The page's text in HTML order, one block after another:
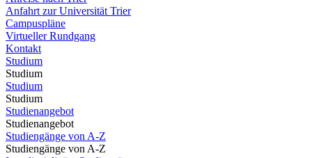
Anfahrt zur Universität Trier
Campuspläne
Virtueller Rundgang
Kontakt
Studium
Studium
Studium
Studium
Studienangebot
Studienangebot
Studiengänge von A-Z
Studiengänge von A-Z